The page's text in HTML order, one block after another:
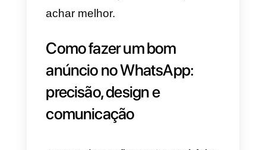
tem nada a ver com conteúdo
especial (não está relacionada a
questões sociais ou políticas).